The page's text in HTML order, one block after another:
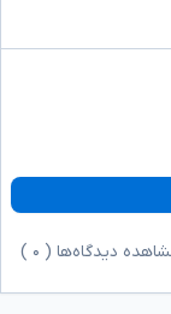
دیدگاه‌ها ( ۰